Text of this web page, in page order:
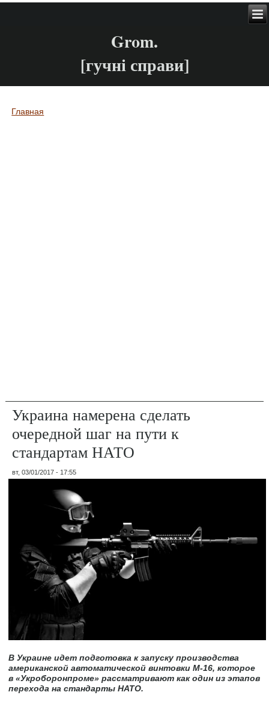
Grom.
[гучні справи]
Вы здесь
Главная
Украина намерена сделать
очередной шаг на пути к
стандартам НАТО
вт, 03/01/2017 - 17:55
В Украине идет подготовка к запуску производства
американской автоматической винтовки М-16, которое
в «Укроборонпроме» рассматривают как один из этапов
перехода на стандарты НАТО.